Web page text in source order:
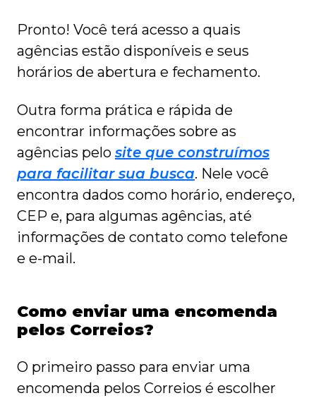
Pronto! Você terá acesso a quais
agências estão disponíveis e seus
horários de abertura e fechamento.
Outra forma prática e rápida de
encontrar informações sobre as
agências pelosite que construímos
para facilitar sua busca. Nele você
encontra dados como horário, endereço,
CEP e, para algumas agências, até
informações de contato como telefone
e e-mail.
Como enviar uma encomenda
pelos Correios?
O primeiro passo para enviar uma
encomenda pelos Correios é escolher